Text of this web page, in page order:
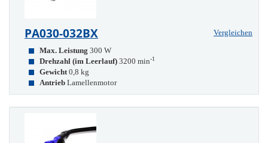
PA030-032BX
Vergleichen
Max. Leistung 300 W
Drehzahl (im Leerlauf) 3200 min-1
Gewicht 0,8 kg
Antrieb Lamellenmotor